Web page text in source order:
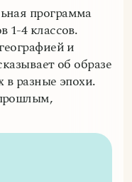
программа
1-4 классов.
и
об образе
разные эпохи.